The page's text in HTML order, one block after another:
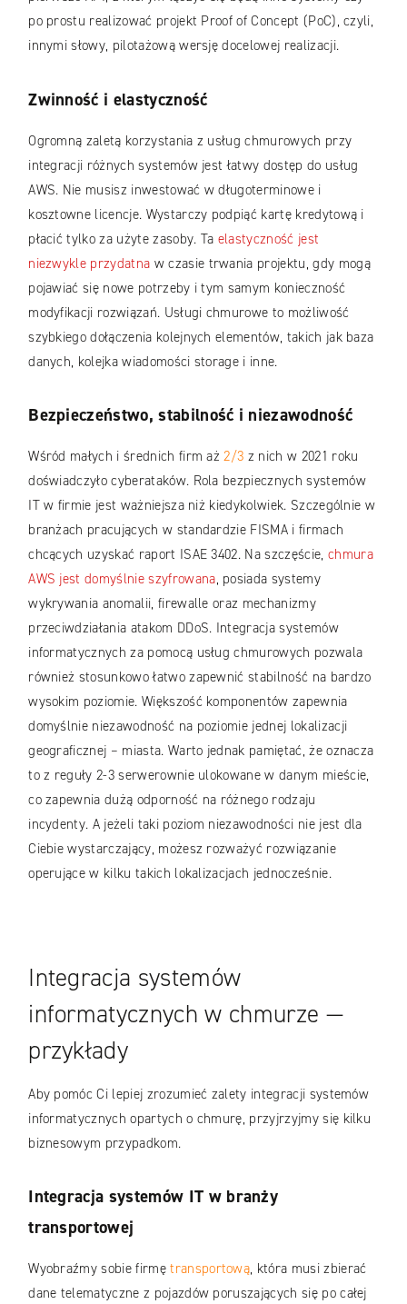
po prostu realizować projekt Proof of Concept (PoC), czyli,
innymi słowy, pilotażową wersję docelowej realizacji.
Zwinność i elastyczność
Ogromną zaletą korzystania z usług chmurowych przy
integracji różnych systemów jest łatwy dostęp do usług
AWS. Nie musisz inwestować w długoterminowe i
kosztowne licencje. Wystarczy podpiąć kartę kredytową i
płacić tylko za użyte zasoby. Ta elastyczność jest
niezwykle przydatna w czasie trwania projektu, gdy mogą
pojawiać się nowe potrzeby i tym samym konieczność
modyfikacji rozwiązań. Usługi chmurowe to możliwość
szybkiego dołączenia kolejnych elementów, takich jak baza
danych, kolejka wiadomości storage i inne.
Bezpieczeństwo, stabilność i niezawodność
Wśród małych i średnich firm aż2/3 z nich w 2021 roku
doświadczyło cyberataków. Rola bezpiecznych systemów
IT w firmie jest ważniejsza niż kiedykolwiek. Szczególnie w
branżach pracujących w standardzie FISMA i firmach
chcących uzyskać raport ISAE 3402. Na szczęście, chmura
AWS jest domyślnie szyfrowana, posiada systemy
wykrywania anomalii, firewalle oraz mechanizmy
przeciwdziałania atakom DDoS. Integracja systemów
informatycznych za pomocą usług chmurowych pozwala
również stosunkowo łatwo zapewnić stabilność na bardzo
wysokim poziomie. Większość komponentów zapewnia
domyślnie niezawodność na poziomie jednej lokalizacji
geograficznej – miasta. Warto jednak pamiętać, że oznacza
to z reguły 2-3 serwerownie ulokowane w danym mieście,
co zapewnia dużą odporność na różnego rodzaju
incydenty. A jeżeli taki poziom niezawodności nie jest dla
Ciebie wystarczający, możesz rozważyć rozwiązanie
operujące w kilku takich lokalizacjach jednocześnie.
Integracja systemów
informatycznych w chmurze —
przykłady
Aby pomóc Ci lepiej zrozumieć zalety integracji systemów
informatycznych opartych o chmurę, przyjrzyjmy się kilku
biznesowym przypadkom.
Integracja systemów IT w branży
transportowej
Wyobraźmy sobie firmętransportową, która musi zbierać
dane telematyczne z pojazdów poruszających się po całej